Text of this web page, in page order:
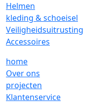
Helmen
kleding & schoeisel
Veiligheidsuitrusting
Accessoires
home
Over ons
projecten
Klantenservice